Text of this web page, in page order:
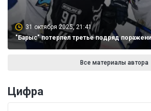
31 октября 2025, 21:41
"Барыс" потерпел третье подряд
Все материалы автора
Цифра